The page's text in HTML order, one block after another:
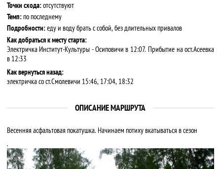
Точки схода:отсутствуют
Темп:по последнему
Подробности:еду и воду брать с собой, без длительных привалов
Как добраться к месту старта:
Электричка Институт-Культуры - Осиповичи в 12:07. Прибытие на ост.Асеевка
в 12:33
Как вернуться назад:
электричка со ст.Смолевичи 15:46, 17:04, 18:32
ОПИСАНИЕ МАРШРУТА
Весенняя асфальтовая покатушка. Начинаем потиху вкатываться в сезон
.